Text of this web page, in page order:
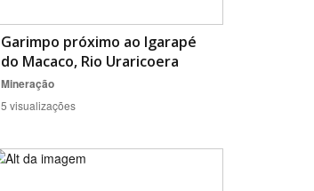
Garimpo próximo ao Igarapé
do Macaco, Rio Uraricoera
Mineração
5 visualizações